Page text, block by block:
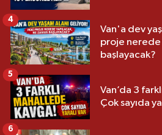
Van'a dev
proje nerede
başlayacak?
4
Van’da 3
Çok sayıda
5
6